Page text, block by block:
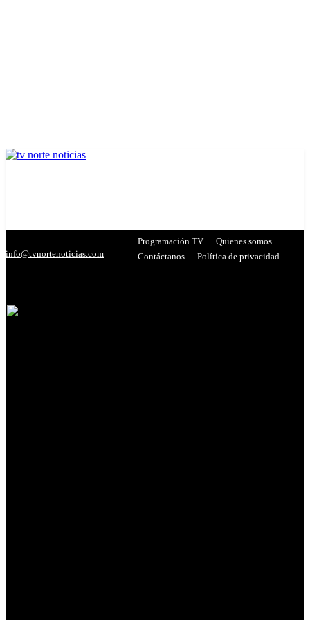
info@tvnortenoticias.com
Programación TV
Quienes somos
Contáctanos
Política de privacidad